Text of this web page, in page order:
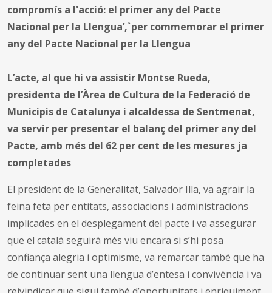
compromís a l'acció: el primer any del Pacte
Nacional per la Llengua’,`per commemorar el primer
any del Pacte Nacional per la Llengua
L’acte, al que hi va assistir Montse Rueda,
presidenta de l’Àrea de Cultura de la Federació de
Municipis de Catalunya i alcaldessa de Sentmenat,
va servir per presentar el balanç del primer any del
Pacte, amb més del 62 per cent de les mesures ja
completades
El president de la Generalitat, Salvador Illa, va agrair la
feina feta per entitats, associacions i administracions
implicades en el desplegament del pacte i va assegurar
que el català seguirà més viu encara si s’hi posa
confiança alegria i optimisme, va remarcar també que ha
de continuar sent una llengua d’entesa i convivència i va